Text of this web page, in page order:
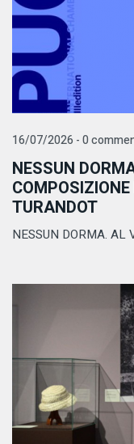
16/07/2026 - 0
NESSUN
TURANDOT
NESSUN DORMA. AL